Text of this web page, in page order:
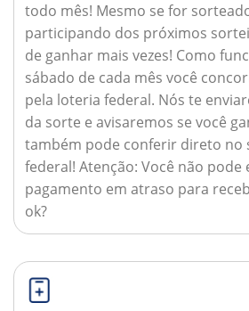
todo mês! Mesmo se for
participando dos próximos
de ganhar mais vezes! Como
sábado de cada mês você
pela loteria federal. Nós te
da sorte e avisaremos se você
também pode conferir direto no
federal! Atenção: Você não pode
pagamento em atraso para
ok?